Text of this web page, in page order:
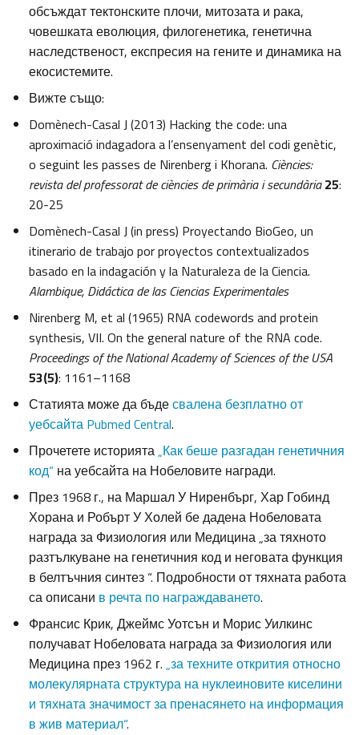
обсъждат тектонските плочи, митозата и рака,
човешката еволюция, филогенетика, генетична
наследственост, експресия на гените и динамика на
екосистемите.
Вижте също:
Domènech-Casal J (2013) Hacking the code: una
aproximació indagadora a l’ensenyament del codi genètic,
o seguint les passes de Nirenberg i Khorana. Ciències:
revista del professorat de ciències de primària i secundària 25:
20-25
Domènech-Casal J (in press) Proyectando BioGeo, un
itinerario de trabajo por proyectos contextualizados
basado en la indagación y la Naturaleza de la Ciencia.
Alambique, Didáctica de las Ciencias Experimentales
Nirenberg M, et al (1965) RNA codewords and protein
synthesis, VII. On the general nature of the RNA code.
Proceedings of the National Academy of Sciences of the USA
53(5): 1161–1168
Статията може да бъдесвалена безплатно от
уебсайта Pubmed Central.
Прочетете историята„Как беше разгадан генетичния
код“ на уебсайта на Нобеловите награди.
През 1968 г., на Маршал У Ниренбърг, Хар Гобинд
Хорана и Робърт У Холей бе дадена Нобеловата
награда за Физиология или Медицина „за тяхното
разтълкуване на генетичния код и неговата функция
в белтъчния синтез “. Подробности от тяхната работа
са описани в речта по награждаването.
Франсис Крик, Джеймс Уотсън и Морис Уилкинс
получават Нобеловата награда за Физиология или
Медицина през 1962 г. „за техните открития относно
молекулярната структура на нуклеиновите киселини
и тяхната значимост за пренасянето на информация
в жив материал“.